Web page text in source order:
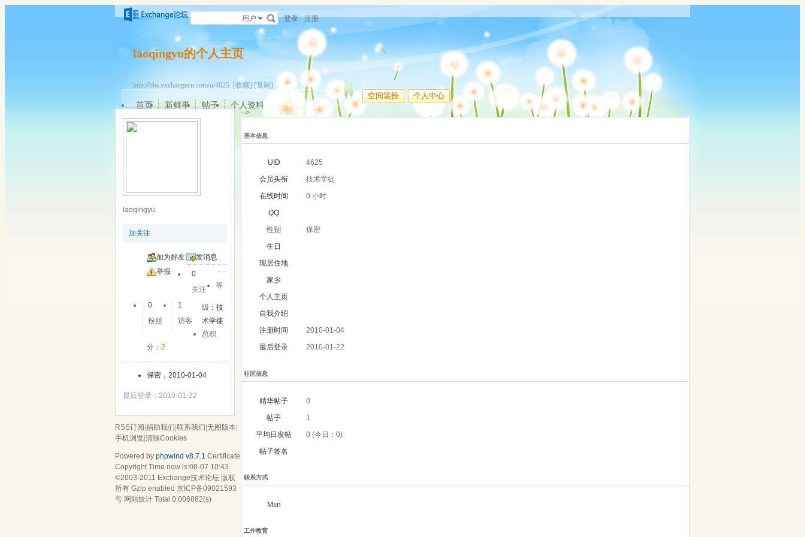
用户 登录 注册
laoqingyu的个人主页
http://bbs.exchangecn.com/u/4625 [收藏] [复制]
空间装扮 个人中心
首页 新鲜事 帖子 个人资料
-->
laoqingyu
加关注
加为好友
发消息
举报
0
关注
0
粉丝
1
访客
等
级：技
术学徒
总积
分： 2
保密，2010-01-04
最后登录：2010-01-22
基本信息
UID
4625
会员头衔
技术学徒
在线时间
0 小时
QQ
性别
保密
生日
现居住地
家乡
个人主页
自我介绍
注册时间
2010-01-04
最后登录
2010-01-22
社区信息
精华帖子
0
帖子
1
平均日发帖
0 (今日：0)
帖子签名
联系方式
Msn
工作教育
RSS订阅 捐助我们 联系我们 无图版本
手机浏览 清除Cookies
Powered by phpwind v8.7.1 Certificate
Copyright Time now is:08-07 10:43
©2003-2011 Exchange技术论坛 版权
所有 Gzip enabled 京ICP备09021593
号 网站统计 Total 0.006862(s)